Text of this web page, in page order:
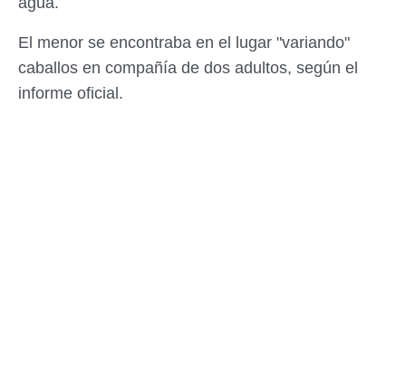
El menor se encontraba en el lugar "variando"
caballos en compañía de dos adultos, según el
informe oficial.